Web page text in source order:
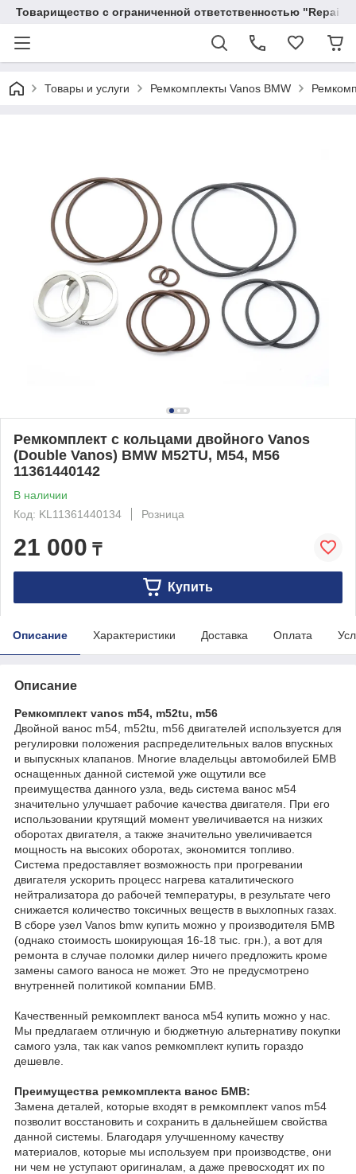
Товарищество с ограниченной ответственностью
Товары и услуги Ремкомплекты Vanos BMW
Ремкомплект с кольцами двойного Vanos
(Double Vanos) BMW M52TU, M54, M56
11361440142
В наличии
Код: KL11361440134
Розница
21 000 ₸
Купить
Описание Характеристики Доставка Оплата
Описание
Ремкомплект vanos m54, m52tu, m56
Двойной ванос m54, m52tu, m56 двигателей используется для
регулировки положения распределительных валов впускных
и выпускных клапанов. Многие владельцы автомобилей БМВ
оснащенных данной системой уже ощутили все
преимущества данного узла, ведь система ванос м54
значительно улучшает рабочие качества двигателя. При его
использовании крутящий момент увеличивается на низких
оборотах двигателя, а также значительно увеличивается
мощность на высоких оборотах, экономится топливо.
Система предоставляет возможность при прогревании
двигателя ускорить процесс нагрева каталитического
нейтрализатора до рабочей температуры, в результате чего
снижается количество токсичных веществ в выхлопных газах.
В сборе узел Vanos bmw купить можно у производителя БМВ
(однако стоимость шокирующая 16-18 тыс. грн.), а вот для
ремонта в случае поломки дилер ничего предложить кроме
замены самого ваноса не может. Это не предусмотрено
внутренней политикой компании БМВ.
Качественный ремкомплект ваноса м54 купить можно у нас.
Мы предлагаем отличную и бюджетную альтернативу покупки
самого узла, так как vanos ремкомплект купить гораздо
дешевле.
Преимущества ремкомплекта ванос БМВ:
Замена деталей, которые входят в ремкомплект vanos m54
позволит восстановить и сохранить в дальнейшем свойства
данной системы. Благодаря улучшенному качеству
материалов, которые мы используем при производстве, они
ни чем не уступают оригиналам, а даже превосходят их по